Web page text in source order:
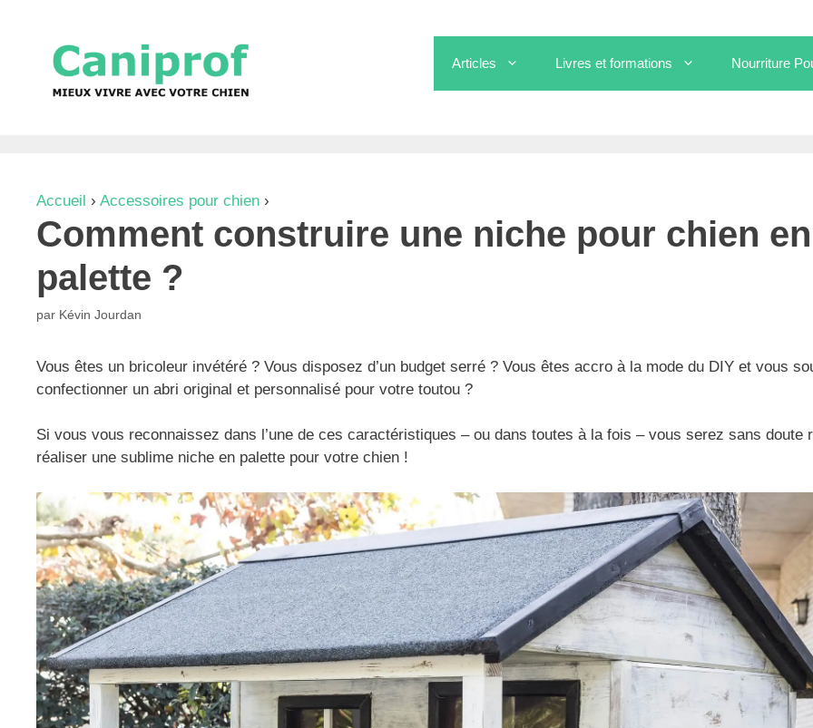
Articles Livres et formations Nourriture
Accueil › Accessoires pour chien ›
Comment construire une niche pour chien en
palette ?
par Kévin Jourdan
Vous êtes un bricoleur invétéré ? Vous disposez d’un budget serré ? Vous êtes accro à la mode du DIY et vous
confectionner un abri original et personnalisé pour votre toutou ?
Si vous vous reconnaissez dans l’une de ces caractéristiques – ou dans toutes à la fois – vous serez sans doute
réaliser une sublime niche en palette pour votre chien !